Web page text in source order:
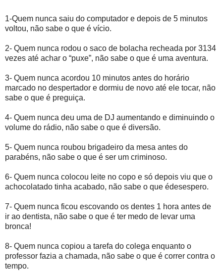
1-Quem nunca saiu do computador e depois de 5 minutos
voltou, não sabe o que é vício.
2- Quem nunca rodou o saco de bolacha recheada por 3134
vezes até achar o “puxe”, não sabe o que é uma aventura.
3- Quem nunca acordou 10 minutos antes do horário
marcado no despertador e dormiu de novo até ele tocar, não
sabe o que é preguiça.
4- Quem nunca deu uma de DJ aumentando e diminuindo o
volume do rádio, não sabe o que é diversão.
5- Quem nunca roubou brigadeiro da mesa antes do
parabéns, não sabe o que é ser um criminoso.
6- Quem nunca colocou leite no copo e só depois viu que o
achocolatado tinha acabado, não sabe o que édesespero.
7- Quem nunca ficou escovando os dentes 1 hora antes de
ir ao dentista, não sabe o que é ter medo de levar uma
bronca!
8- Quem nunca copiou a tarefa do colega enquanto o
professor fazia a chamada, não sabe o que é correr contra o
tempo.